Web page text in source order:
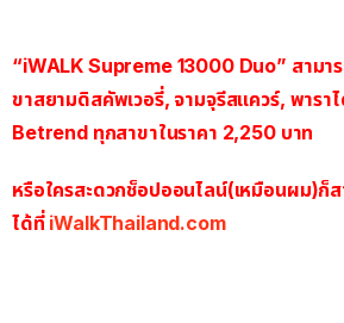
“iWALK Supreme 13000 Duo” สามา
ขาสยามดิสคัพเวอรี่, จามจุรีสแควร์, พารา
Betrend ทุกสาขาในราคา 2,250 บาท
หรือใครสะดวกช็อปออนไลน์(เหมือนผม)ก็
ได้ที่ iWalkThailand.com